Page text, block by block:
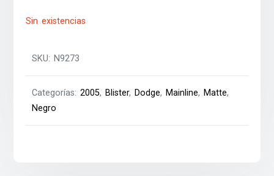
Sin existencias
SKU: N9273
Categorías:2005, Blister, Dodge, Mainline, Matte,
Negro